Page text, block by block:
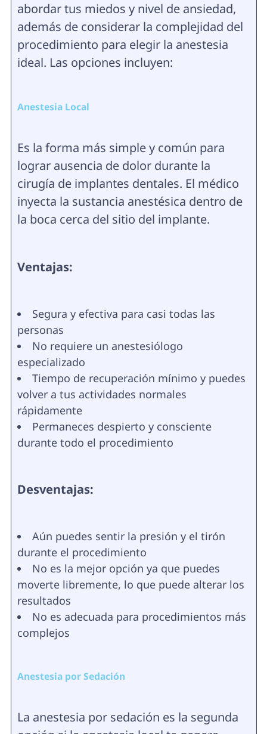
abordar tus miedos y nivel de ansiedad,
además de considerar la complejidad del
procedimiento para elegir la anestesia
ideal. Las opciones incluyen:
Anestesia Local
Es la forma más simple y común para
lograr ausencia de dolor durante la
cirugía de implantes dentales. El médico
inyecta la sustancia anestésica dentro de
la boca cerca del sitio del implante.
Ventajas:
Segura y efectiva para casi todas las
personas
No requiere un anestesiólogo
especializado
Tiempo de recuperación mínimo y puedes
volver a tus actividades normales
rápidamente
Permaneces despierto y consciente
durante todo el procedimiento
Desventajas:
Aún puedes sentir la presión y el tirón
durante el procedimiento
No es la mejor opción ya que puedes
moverte libremente, lo que puede alterar los
resultados
No es adecuada para procedimientos más
complejos
Anestesia por Sedación
La anestesia por sedación es la segunda